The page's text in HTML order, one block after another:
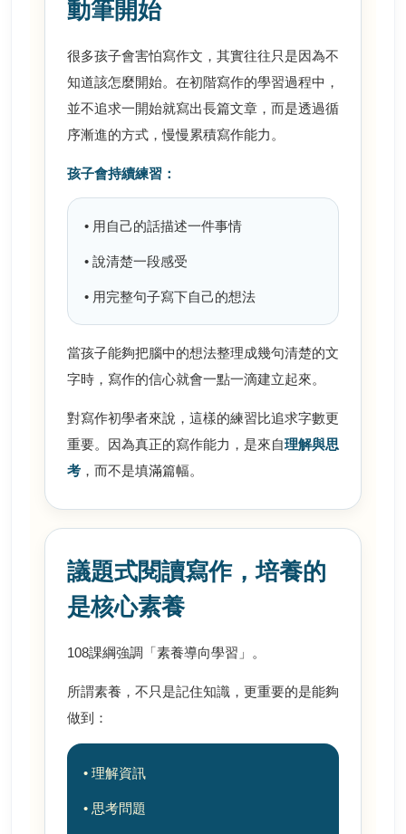
動筆開始
很多孩子會害怕寫作文，其實往往只是因為不
知道該怎麼開始。在初階寫作的學習過程中，
並不追求一開始就寫出長篇文章，而是透過循
序漸進的方式，慢慢累積寫作能力。
孩子會持續練習：
• 用自己的話描述一件事情
• 說清楚一段感受
• 用完整句子寫下自己的想法
當孩子能夠把腦中的想法整理成幾句清楚的文
字時，寫作的信心就會一點一滴建立起來。
對寫作初學者來說，這樣的練習比追求字數更
重要。因為真正的寫作能力，是來自理解與思
考 ，而不是填滿篇幅。
議題式閱讀寫作，培養的
是核心素養
108課綱強調「素養導向學習」。
所謂素養，不只是記住知識，更重要的是能夠
做到：
• 理解資訊
• 思考問題